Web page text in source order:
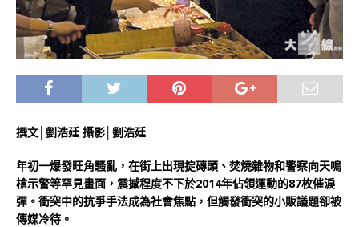
撰文│劉浩廷 攝影│劉浩廷
年初一爆發旺角騷亂，在街上出現掟磚頭、焚燒雜物和警察向天鳴
槍示警等罕見畫面，震撼程度不下於2014年佔領運動的87枚催淚
彈。衝突中的抗爭手法成為社會焦點，但觸發衝突的小販議題卻被
傳媒冷待。